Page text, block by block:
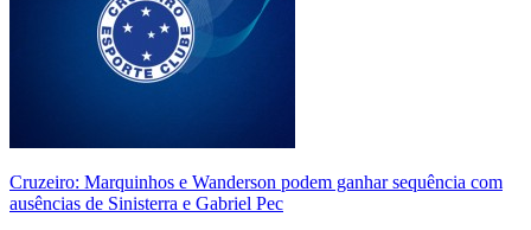
Cruzeiro: Marquinhos e Wanderson podem ganhar sequência com
ausências de Sinisterra e Gabriel Pec